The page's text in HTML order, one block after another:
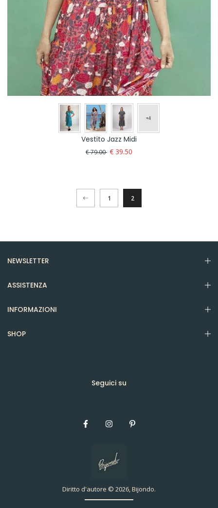
Vestito Jazz Midi
€ 79.00 € 39.50
1 2
NEWSLETTER
ASSISTENZA
INFORMAZIONI
SHOP
Seguici su
Diritto d'autore © 2026, Bijondo.